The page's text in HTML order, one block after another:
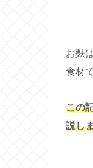
お麩
食材
この
説し